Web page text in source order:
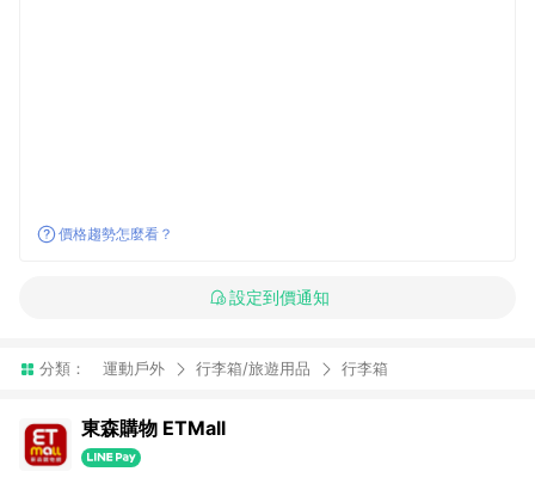
價格趨勢怎麼看？
設定到價通知
分類： 運動戶外 行李箱/旅遊用品 行李箱
東森購物 ETMall